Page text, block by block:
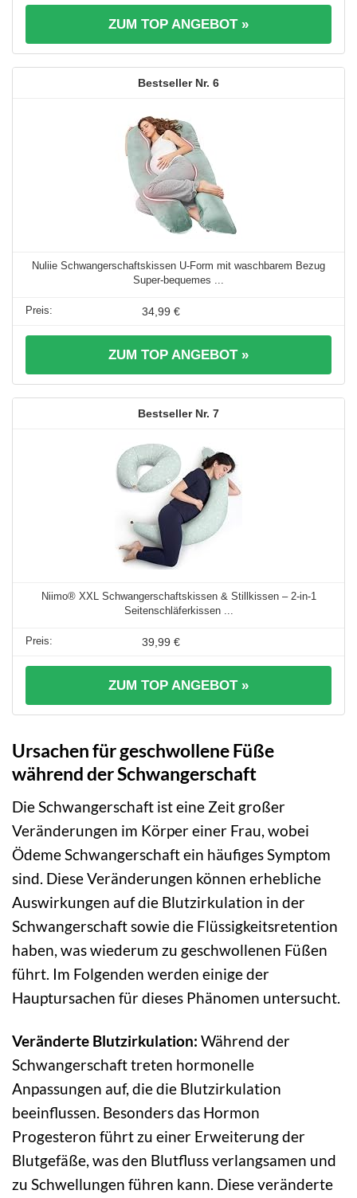
ZUM TOP ANGEBOT »
6
Nuliie Schwangerschaftskissen U-Form mit waschbarem Bezug
Super-bequemes ...
34,99 €
ZUM TOP ANGEBOT »
7
Niimo® XXL Schwangerschaftskissen & Stillkissen – 2-in-1
Seitenschläferkissen ...
39,99 €
ZUM TOP ANGEBOT »
Ursachen für geschwollene Füße
während der Schwangerschaft
Die Schwangerschaft ist eine Zeit großer
Veränderungen im Körper einer Frau, wobei
Ödeme Schwangerschaft ein häufiges Symptom
sind. Diese Veränderungen können erhebliche
Auswirkungen auf die Blutzirkulation in der
Schwangerschaft sowie die Flüssigkeitsretention
haben, was wiederum zu geschwollenen Füßen
führt. Im Folgenden werden einige der
Hauptursachen für dieses Phänomen untersucht.
Veränderte Blutzirkulation: Während der
Schwangerschaft treten hormonelle
Anpassungen auf, die die Blutzirkulation
beeinflussen. Besonders das Hormon
Progesteron führt zu einer Erweiterung der
Blutgefäße, was den Blutfluss verlangsamen und
zu Schwellungen führen kann. Diese veränderte